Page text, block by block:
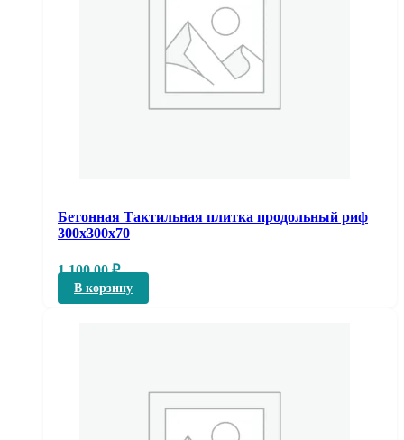
Бетонная Тактильная плитка продольный риф
300х300х70
1 100,00₽
В корзину